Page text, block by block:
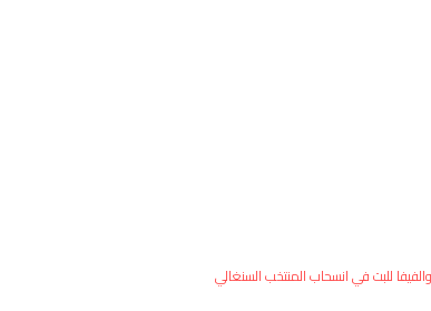
للبت في انسحاب المنتخب السنغالي